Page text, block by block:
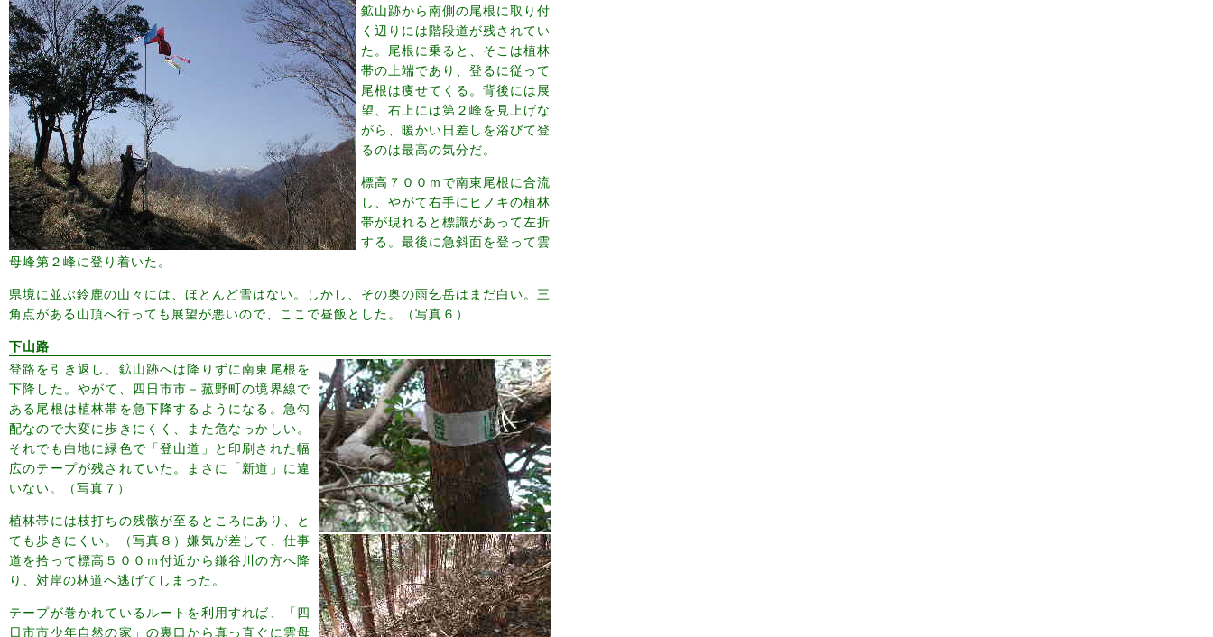
鉱山跡から南側の尾根に取り付
く辺りには階段道が残されてい
た。尾根に乗ると、そこは植林
帯の上端であり、登るに従って
尾根は痩せてくる。背後には展
望、右上には第２峰を見上げな
がら、暖かい日差しを浴びて登
るのは最高の気分だ。
標高７００ｍで南東尾根に合流
し、やがて右手にヒノキの植林
帯が現れると標識があって左折
する。最後に急斜面を登って雲
母峰第２峰に登り着いた。
県境に並ぶ鈴鹿の山々には、ほとんど雪はない。しかし、その奥の雨乞岳はまだ白い。三
角点がある山頂へ行っても展望が悪いので、ここで昼飯とした。（写真６）
下山路
登路を引き返し、鉱山跡へは降りずに南東尾根を
下降した。やがて、四日市市－菰野町の境界線で
ある尾根は植林帯を急下降するようになる。急勾
配なので大変に歩きにくく、また危なっかしい。
それでも白地に緑色で「登山道」と印刷された幅
広のテープが残されていた。まさに「新道」に違
いない。（写真７）
植林帯には枝打ちの残骸が至るところにあり、と
ても歩きにくい。（写真８）嫌気が差して、仕事
道を拾って標高５００ｍ付近から鎌谷川の方へ降
り、対岸の林道へ逃げてしまった。
テープが巻かれているルートを利用すれば、「四
日市市少年自然の家」の裏口から真っ直ぐに雲母